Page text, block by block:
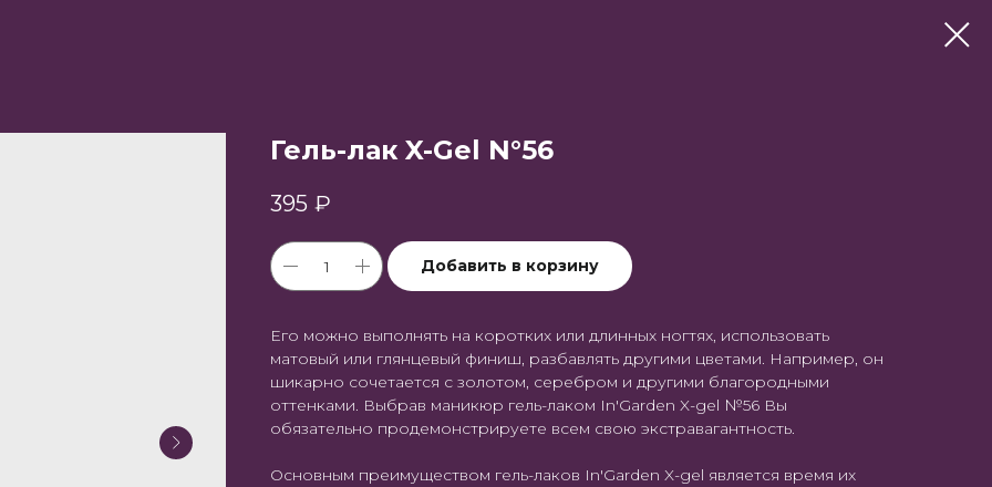
Гель-лак X-Gel N°56
395 ₽
Добавить в корзину
Его можно выполнять на коротких или длинных ногтях, использовать
матовый или глянцевый финиш, разбавлять другими цветами. Например, он
шикарно сочетается с золотом, серебром и другими благородными
оттенками. Выбрав маникюр гель-лаком In'Garden X-gel №56 Вы
обязательно продемонстрируете всем свою экстравагантность.
Основным преимуществом гель-лаков In'Garden X-gel является время их